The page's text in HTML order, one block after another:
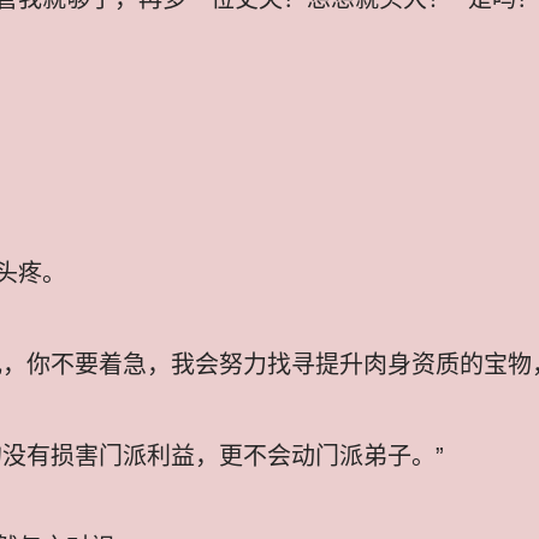
疼。
你不要着急，我会努力找寻提升肉身资质的宝
有损害门派利益，更不会动门派弟子。”